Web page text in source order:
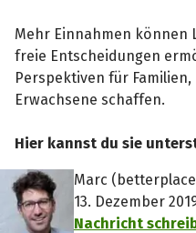
Mehr Einnahmen
freie Entscheidungen
Perspektiven für
Erwachsene schaffen.
Hier kannst du sie
Marc
13. Dezember
Nachricht